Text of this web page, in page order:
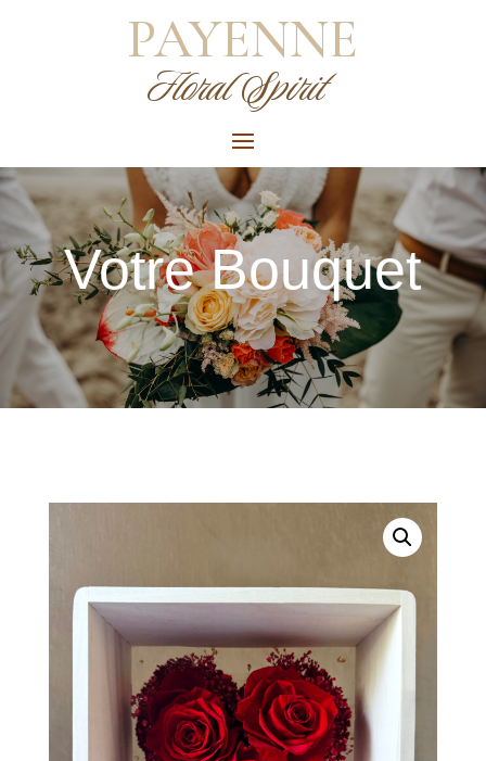
PAYENNE
Floral Spirit
Votre Bouquet